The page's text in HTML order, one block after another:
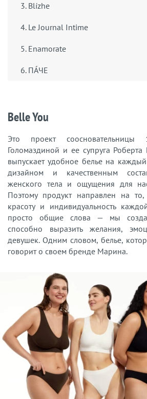
3. Blízhe
4. Le Journal Intime
5. Enamorate
6. ПÁЧЕ
Belle You
Это проект соосновательницы
Голомаздиной и ее супруга
выпускает удобное белье на
дизайном и качественным
женского тела и ощущения для
Поэтому продукт направлен на
красоту и индивидуальность
просто общие слова — мы
способно выразить желания,
девушек. Одним словом, белье,
говорит о своем бренде Марина.